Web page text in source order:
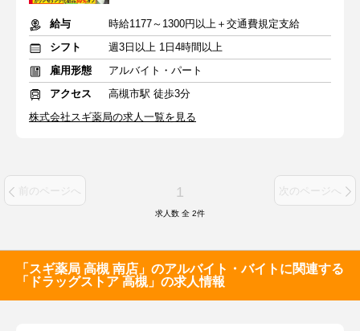
給与
時給1177～1300円以上＋交通費規定支給
シフト
週3日以上 1日4時間以上
雇用形態
アルバイト・パート
アクセス
高槻市駅 徒歩3分
株式会社スギ薬局の求人一覧を見る
前のページへ 1 次のページへ
求人数 全 2件
「スギ薬局 高槻 南店」のアルバイト・バイトに関連する
「ドラッグストア 高槻」の求人情報